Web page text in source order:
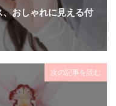
おしゃれに見える付
次の記事を読む